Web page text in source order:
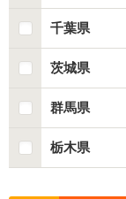
千葉県
茨城県
群馬県
栃木県